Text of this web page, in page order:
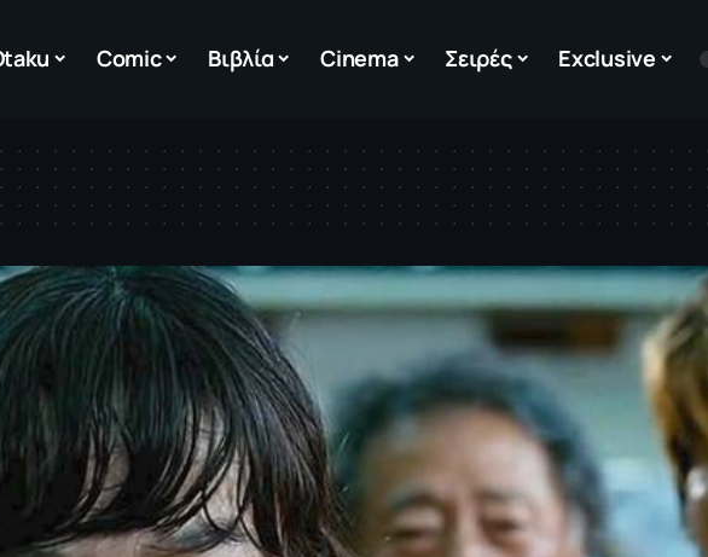
Comic Βιβλία Cinema Σειρές Exclusive